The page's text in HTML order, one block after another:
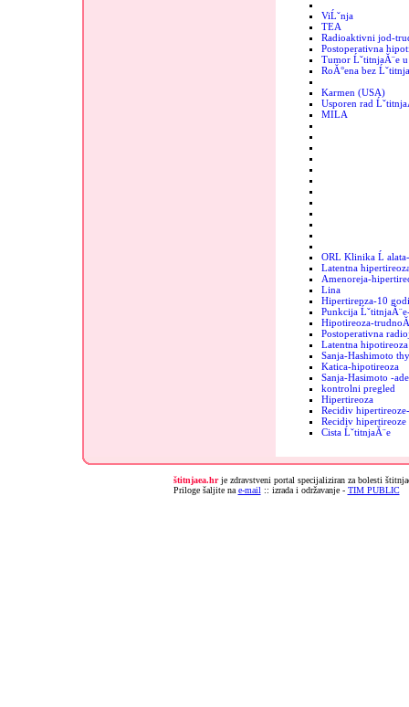
ViĹˇnja
TEA
Radioaktivni jod-
Postoperativna
Tumor ĹˇtitnjaĂ¨e
RoĂ°ena bez
Karmen (USA)
Usporen rad
MILA
ORL Klinika Ĺ
Latentna
Amenoreja-
Lina
Hipertirepza-10
Punkcija
Hipotireoza-
Postoperativna
Latentna hipotireoza
Sanja-Hashimoto
Katica-hipotireoza
Sanja-Hasimoto -
kontrolni pregled
Hipertireoza
Recidiv
Recidiv hipertireoze
Cista ĹˇtitnjaĂ¨e
štitnjaea.hrje zdravstveni portal specijaliziran za bolesti
Priloge šaljite na e-mail :: izrada i održavanje - TIM PUBLIC